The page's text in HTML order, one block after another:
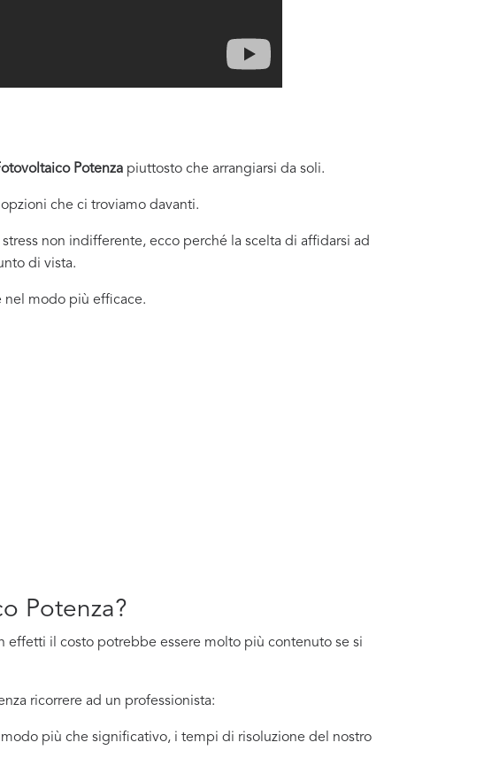
Potenza piuttosto che arrangiarsi da soli.
che ci troviamo davanti.
non indifferente, ecco perché la scelta di affidarsi ad
di vista.
nel modo più efficace.
Potenza?
effetti il costo potrebbe essere molto più contenuto se si
ricorrere ad un professionista:
più che significativo, i tempi di risoluzione del nostro